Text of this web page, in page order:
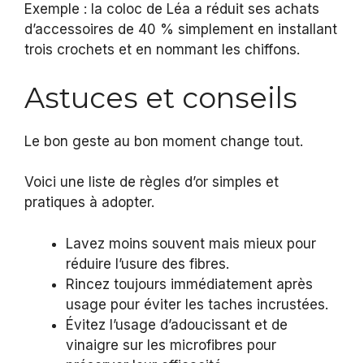
Exemple : la coloc de Léa a réduit ses achats
d’accessoires de 40 % simplement en installant
trois crochets et en nommant les chiffons.
Astuces et conseils
Le bon geste au bon moment change tout.
Voici une liste de règles d’or simples et
pratiques à adopter.
Lavez moins souvent mais mieux pour
réduire l’usure des fibres.
Rincez toujours immédiatement après
usage pour éviter les taches incrustées.
Évitez l’usage d’adoucissant et de
vinaigre sur les microfibres pour